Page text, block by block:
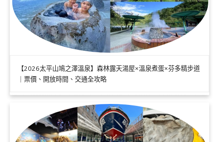
【2026太平山鳩之澤溫泉】森林露天湯屋×溫泉煮蛋×芬多精步道
｜票價、開放時間、交通全攻略